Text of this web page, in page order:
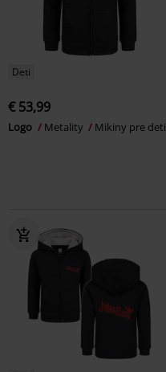
Deti
€ 53,99
Logo Metality Mikiny pre deti